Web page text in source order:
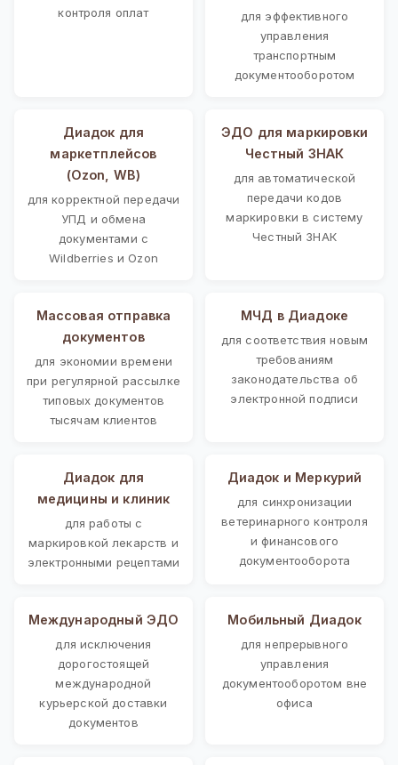
контроля оплат
для эффективного
управления
транспортным
документооборотом
Диадок для
маркетплейсов
(Ozon, WB)
для корректной передачи
УПД и обмена
документами с
Wildberries и Ozon
ЭДО для маркировки
Честный ЗНАК
для автоматической
передачи кодов
маркировки в систему
Честный ЗНАК
Массовая отправка
документов
для экономии времени
при регулярной рассылке
типовых документов
тысячам клиентов
МЧД в Диадоке
для соответствия новым
требованиям
законодательства об
электронной подписи
Диадок для
медицины и клиник
для работы с
маркировкой лекарств и
электронными рецептами
Диадок и Меркурий
для синхронизации
ветеринарного контроля
и финансового
документооборота
Международный ЭДО
для исключения
дорогостоящей
международной
курьерской доставки
документов
Мобильный Диадок
для непрерывного
управления
документооборотом вне
офиса